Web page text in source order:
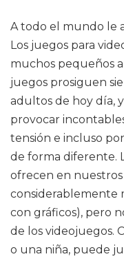
A todo el mundo le
Los juegos para
muchos pequeños
juegos prosiguen
adultos de hoy día,
provocar
tensión e incluso
de forma diferente.
ofrecen en
considerablemente
con gráficos), pero
de los videojuegos.
o una niña, puede